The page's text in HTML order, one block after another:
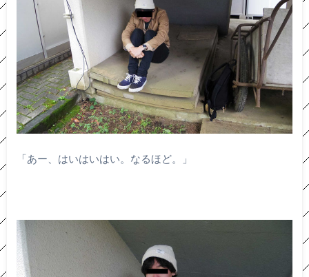
「あー、はいはいはい。なるほど。」